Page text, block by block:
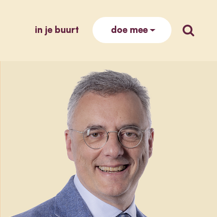
in je buurt doe mee zoek